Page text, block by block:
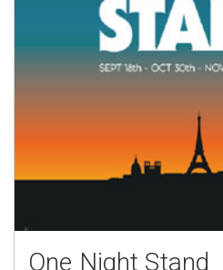
One Night Stand